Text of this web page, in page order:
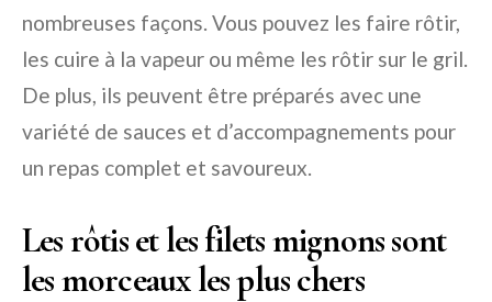
nombreuses façons. Vous pouvez les faire rôtir,
les cuire à la vapeur ou même les rôtir sur le gril.
De plus, ils peuvent être préparés avec une
variété de sauces et d’accompagnements pour
un repas complet et savoureux.
Les rôtis et les filets mignons sont
les morceaux les plus chers